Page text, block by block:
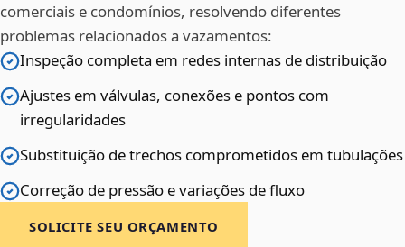
comerciais e condomínios, resolvendo diferentes
problemas relacionados a vazamentos:
Inspeção completa em redes internas de distribuição
Ajustes em válvulas, conexões e pontos com
irregularidades
Substituição de trechos comprometidos em tubulações
Correção de pressão e variações de fluxo
SOLICITE SEU ORÇAMENTO